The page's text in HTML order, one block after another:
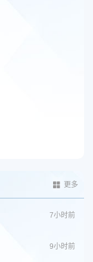
更多
7小时前
9小时前